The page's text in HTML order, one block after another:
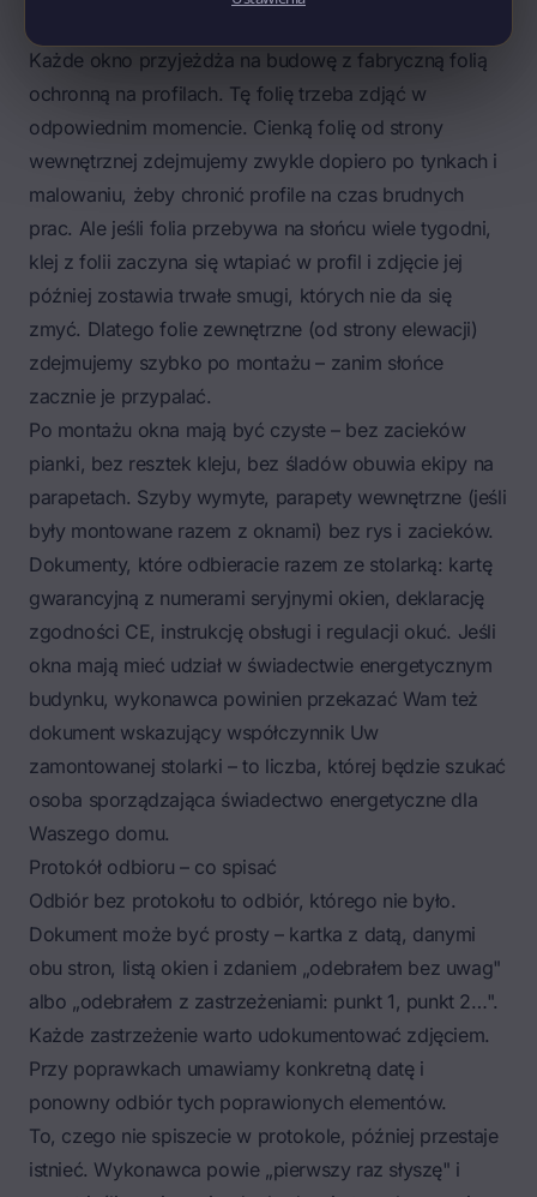
Każde okno przyjeżdża na budowę z fabryczną folią
ochronną na profilach. Tę folię trzeba zdjąć w
odpowiednim momencie. Cienką folię od strony
wewnętrznej zdejmujemy zwykle dopiero po tynkach i
malowaniu, żeby chronić profile na czas brudnych
prac. Ale jeśli folia przebywa na słońcu wiele tygodni,
klej z folii zaczyna się wtapiać w profil i zdjęcie jej
później zostawia trwałe smugi, których nie da się
zmyć. Dlatego folie zewnętrzne (od strony elewacji)
zdejmujemy szybko po montażu – zanim słońce
zacznie je przypalać.
Po montażu okna mają być czyste – bez zacieków
pianki, bez resztek kleju, bez śladów obuwia ekipy na
parapetach. Szyby wymyte, parapety wewnętrzne (jeśli
były montowane razem z oknami) bez rys i zacieków.
Dokumenty, które odbieracie razem ze stolarką: kartę
gwarancyjną z numerami seryjnymi okien, deklarację
zgodności CE, instrukcję obsługi i regulacji okuć. Jeśli
okna mają mieć udział w świadectwie energetycznym
budynku, wykonawca powinien przekazać Wam też
dokument wskazujący współczynnik Uw
zamontowanej stolarki – to liczba, której będzie szukać
osoba sporządzająca świadectwo energetyczne dla
Waszego domu.
Protokół odbioru – co spisać
Odbiór bez protokołu to odbiór, którego nie było.
Dokument może być prosty – kartka z datą, danymi
obu stron, listą okien i zdaniem „odebrałem bez uwag"
albo „odebrałem z zastrzeżeniami: punkt 1, punkt 2…".
Każde zastrzeżenie warto udokumentować zdjęciem.
Przy poprawkach umawiamy konkretną datę i
ponowny odbiór tych poprawionych elementów.
To, czego nie spiszecie w protokole, później przestaje
istnieć. Wykonawca powie „pierwszy raz słyszę" i